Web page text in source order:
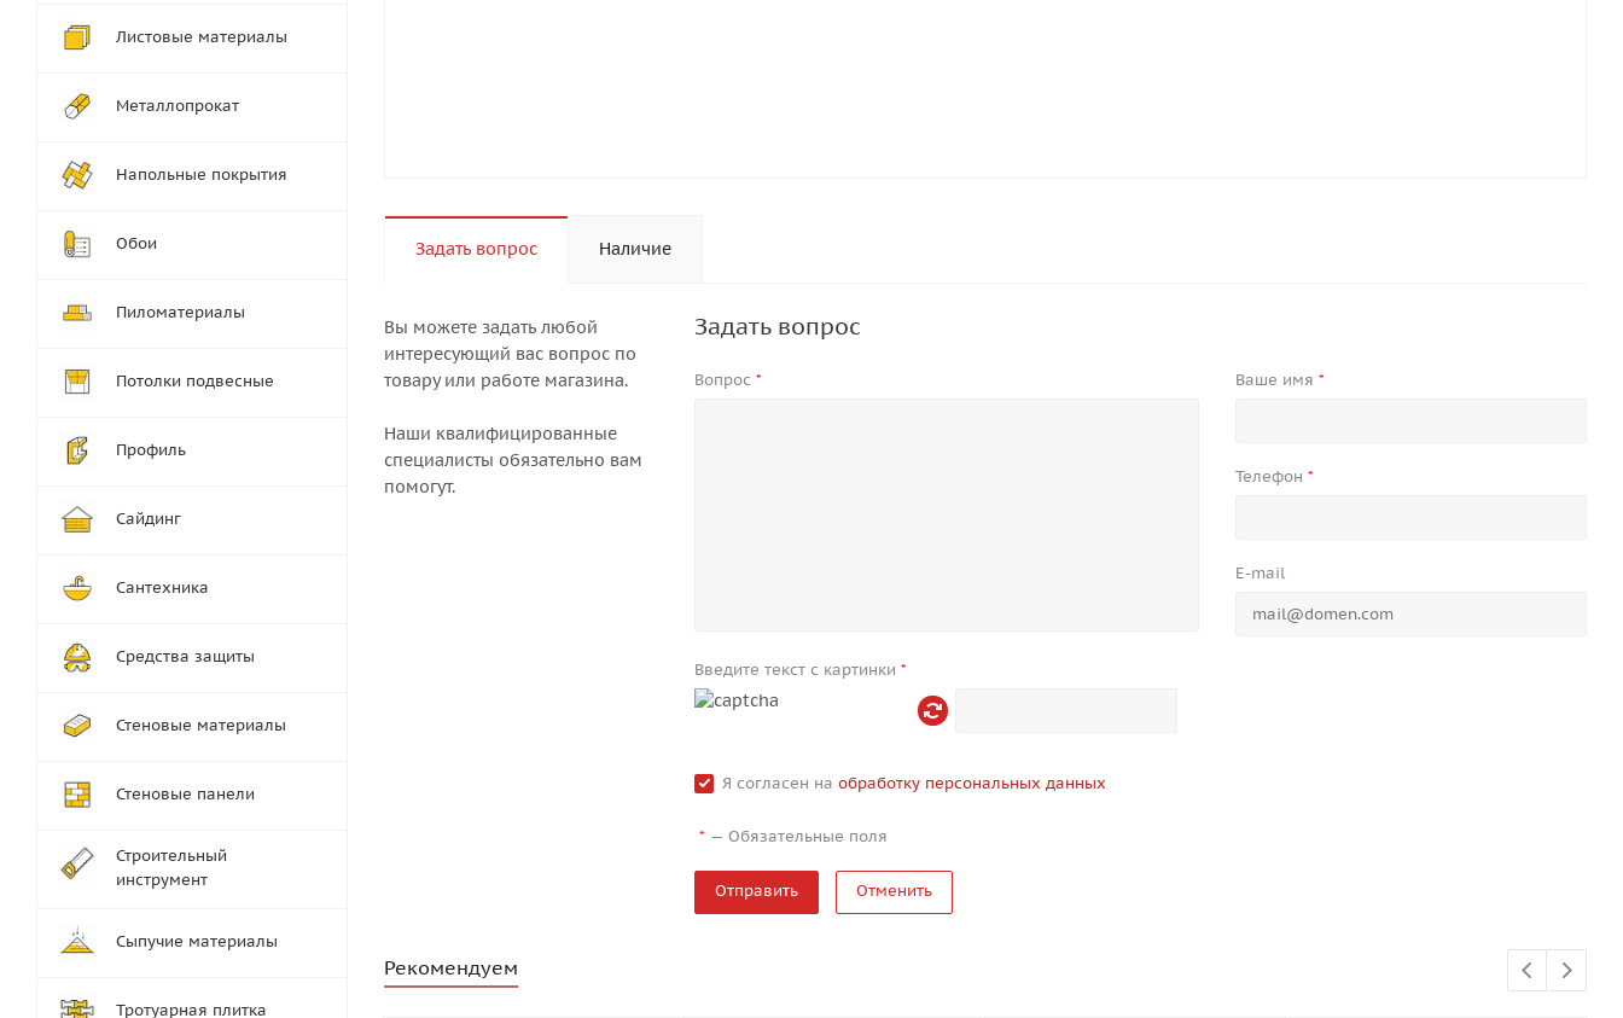
Задать вопрос Наличие
Вы можете задать любой
интересующий вас вопрос по
товару или работе магазина.
Наши квалифицированные
специалисты обязательно вам
помогут.
Задать вопрос
Вопрос * Ваше имя*
Телефон*
E-mail
Введите текст с картинки *
Я согласен на обработку персональных данных
* — Обязательные поля
Отменить
Рекомендуем
Листовые материалы
Металлопрокат
Напольные покрытия
Обои
Пиломатериалы
Потолки подвесные
Профиль
Сайдинг
Сантехника
Средства защиты
Стеновые материалы
Стеновые панели
Строительный
инструмент
Сыпучие материалы
Тротуарная плитка